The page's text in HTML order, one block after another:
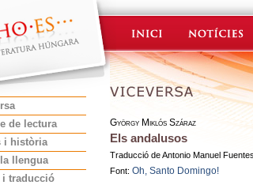
de lectura
i història
llengua
i traducció
György Miklós Száraz
Els andalusos
Traducció de Antonio Manuel
Font: Oh, Santo Domingo!